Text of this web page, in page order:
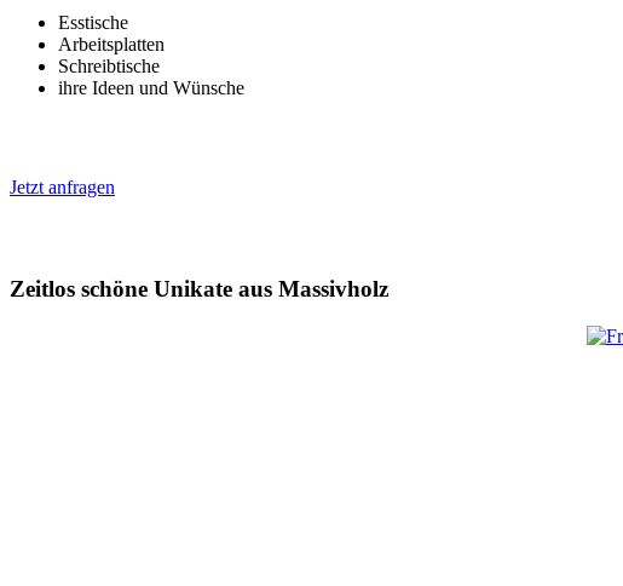
Esstische
Arbeitsplatten
Schreibtische
ihre Ideen und Wünsche
Jetzt anfragen
Zeitlos schöne Unikate aus Massivholz